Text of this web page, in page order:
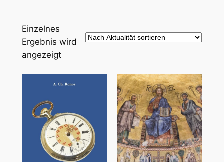
Einzelnes
Ergebnis wird
angezeigt